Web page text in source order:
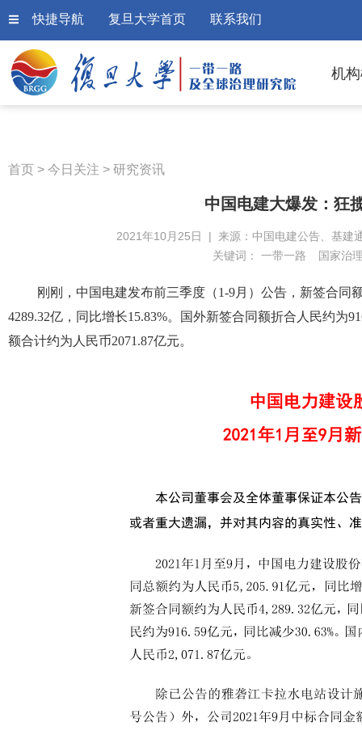
快捷导航 复旦大学首页 联系我们
机
首页 > 今日关注 > 研究资讯
中国电建大爆发：狂
2021年10月25日 | 来源：中国电建公告、基建
关键词： 一带一路 国家治
刚刚，中国电建发布前三季度（1-9月）公告，新签合同
4289.32亿，同比增长15.83%。国外新签合同额折合人民约为
额合计约为人民币2071.87亿元。